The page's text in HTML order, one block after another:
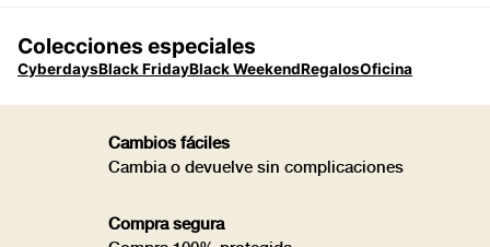
Colecciones especiales
CyberdaysBlack FridayBlack WeekendRegalosOficina
Cambios fáciles
Cambia o devuelve sin complicaciones
Compra segura